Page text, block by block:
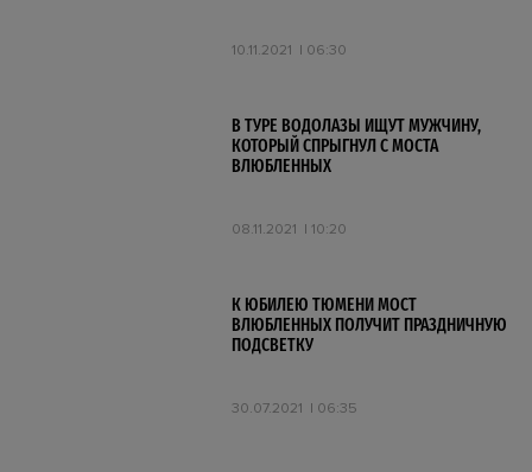
10.11.2021 06:30
В ТУРЕ ВОДОЛАЗЫ ИЩУТ МУЖЧИНУ,
КОТОРЫЙ СПРЫГНУЛ С МОСТА
ВЛЮБЛЕННЫХ
08.11.2021 10:20
К ЮБИЛЕЮ ТЮМЕНИ МОСТ
ВЛЮБЛЕННЫХ ПОЛУЧИТ ПРАЗДНИЧНУЮ
ПОДСВЕТКУ
30.07.2021 06:35